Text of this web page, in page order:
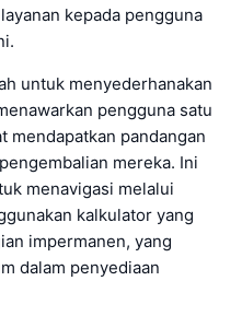
kepada pengguna
untuk menyederhanakan
pengguna satu
mendapatkan pandangan
mereka. Ini
menavigasi melalui
kalkulator yang
impermanen, yang
dalam penyediaan